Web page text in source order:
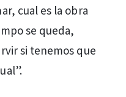
cual es la obra
se queda,
si tenemos que